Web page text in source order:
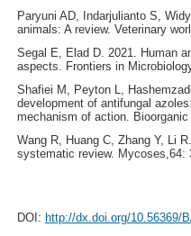
Paryuni AD, Indarjulianto S,
animals: A review. Veterinary
Segal E, Elad D. 2021. Human
aspects. Frontiers in
Shafiei M, Peyton L,
development of antifungal
mechanism of action.
Wang R, Huang C, Zhang Y, Li
systematic review. Mycoses,64:
DOI: http://dx.doi.org/10.56369/